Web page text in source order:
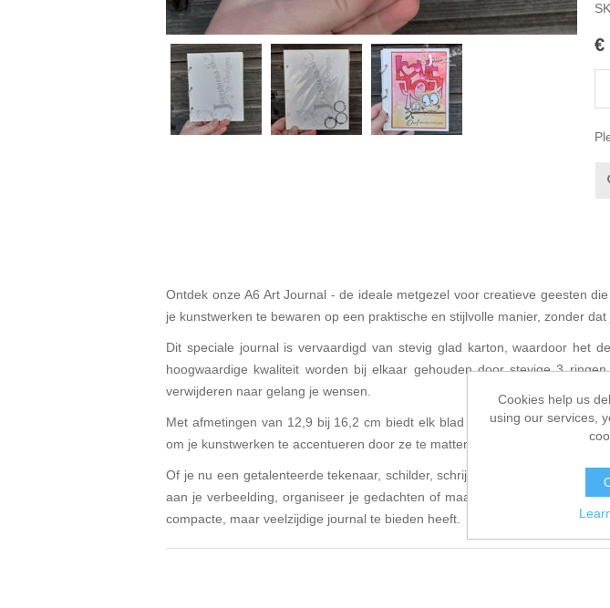
€
Ontdek onze A6 Art Journal - de ideale metgezel voor creatieve geesten
je kunstwerken te bewaren op een praktische en stijlvolle manier, zonder
Dit speciale journal is vervaardigd van stevig glad karton, waardoor het
hoogwaardige kwaliteit worden bij elkaar gehouden door stevige 3
verwijderen naar gelang je wensen.
Met afmetingen van 12,9 bij 16,2 cm biedt elk blad voldoende ruimte om
om je kunstwerken te accentueren door ze te matten op een stukje
Of je nu een getalenteerde tekenaar, schilder, schrijver of collagemaker
aan je verbeelding, organiseer je gedachten of maak gewoon
compacte, maar veelzijdige journal te bieden heeft.
Cookies help us
using our services,